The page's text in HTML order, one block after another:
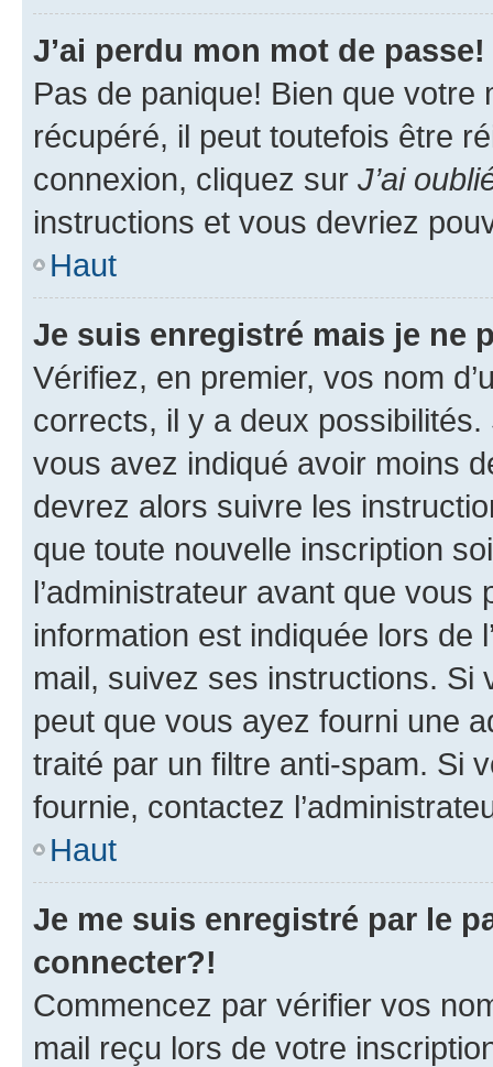
J’ai perdu mon mot de passe!
Pas de panique! Bien que
récupéré, il peut toutefois être
connexion, cliquez sur J’ai
instructions et vous devriez
Haut
Je suis enregistré mais je ne
Vérifiez, en premier, vos nom
corrects, il y a deux
vous avez indiqué avoir moins
devrez alors suivre les
que toute nouvelle inscription
l’administrateur avant que
information est indiquée lors de
mail, suivez ses instructions. Si
peut que vous ayez fourni une
traité par un filtre anti-spam. Si
fournie, contactez
Haut
Je me suis enregistré par le
connecter?!
Commencez par vérifier vos
mail reçu lors de votre